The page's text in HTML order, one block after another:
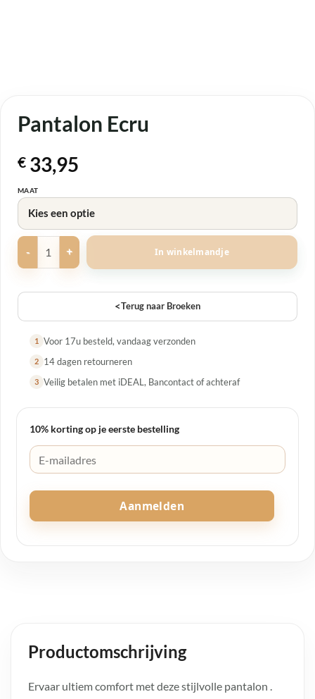
Pantalon Ecru
€ 33,95
MAAT
Pantalon Ecru aantal
In winkelmandje
<Terug naar Broeken
1 Voor 17u besteld, vandaag verzonden
2 14 dagen retourneren
3 Veilig betalen met iDEAL, Bancontact of achteraf
10% korting op je eerste bestelling
Aanmelden
Productomschrijving
Ervaar ultiem comfort met deze stijlvolle pantalon .